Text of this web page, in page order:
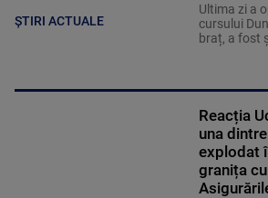
ȘTIRI ACTUALE
Ultima zi a
cursului
braț, a fost
Reacția
una
explodat
granița